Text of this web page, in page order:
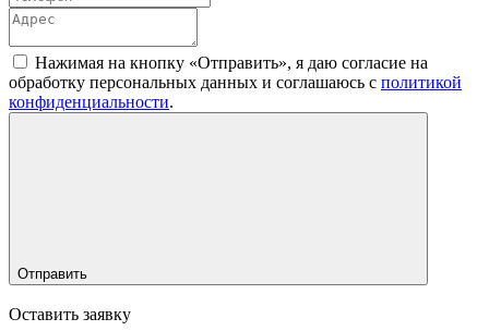
Нажимая на кнопку «Отправить», я даю согласие на
обработку персональных данных и соглашаюсь c политикой
конфиденциальности.
Отправить
Оставить заявку